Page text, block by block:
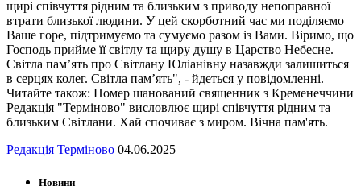
щирі співчуття рідним та близьким з приводу непоправної
втрати близької людини. У цей скорботний час ми поділяємо
Ваше горе, підтримуємо та сумуємо разом із Вами. Віримо, що
Господь прийме її світлу та щиру душу в Царство Небесне.
Світла пам’ять про Світлану Юліанівну назавжди залишиться
в серцях колег. Світла пам’ять", - йдеться у повідомленні.
Читайте також: Помер шанований священник з Кременеччини
Редакція "Терміново" висловлює щирі співчуття рідним та
близьким Світлани. Хай спочиває з миром. Вічна пам'ять.
Редакція Терміново 04.06.2025
Новини